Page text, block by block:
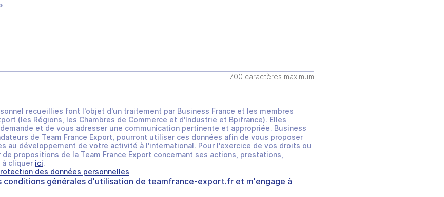
700 caractères maximum
recueillies font l'objet d'un traitement par Business France et les membres
(les Régions, les Chambres de Commerce et d'Industrie et Bpifrance). Elles
et de vous adresser une communication pertinente et appropriée. Business
de Team France Export, pourront utiliser ces données afin de vous proposer
au développement de votre activité à l'international. Pour l'exercice de vos droits ou
propositions de la Team France Export concernant ses actions, prestations,
à cliquer ici.
des données personnelles
conditions générales d'utilisation de teamfrance-export.fr et m'engage à